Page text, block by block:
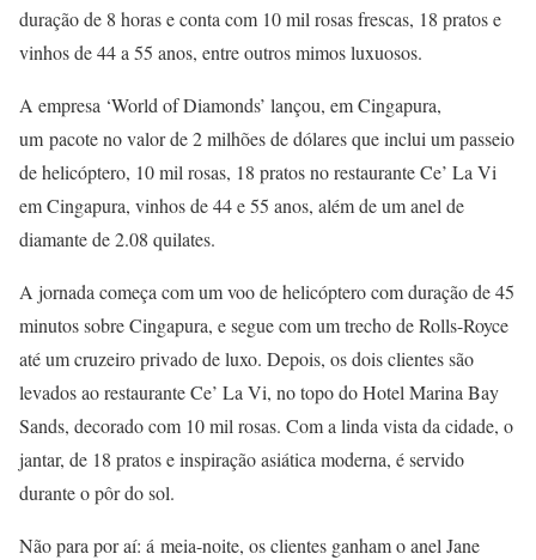
duração de 8 horas e conta com 10 mil rosas frescas, 18 pratos e
vinhos de 44 a 55 anos, entre outros mimos luxuosos.
A empresa ‘World of Diamonds’ lançou, em Cingapura,
um pacote no valor de 2 milhões de dólares que inclui um passeio
de helicóptero, 10 mil rosas, 18 pratos no restaurante Ce’ La Vi
em Cingapura, vinhos de 44 e 55 anos, além de um anel de
diamante de 2.08 quilates.
A jornada começa com um voo de helicóptero com duração de 45
minutos sobre Cingapura, e segue com um trecho de Rolls-Royce
até um cruzeiro privado de luxo. Depois, os dois clientes são
levados ao restaurante Ce’ La Vi, no topo do Hotel Marina Bay
Sands, decorado com 10 mil rosas. Com a linda vista da cidade, o
jantar, de 18 pratos e inspiração asiática moderna, é servido
durante o pôr do sol.
Não para por aí: á meia-noite, os clientes ganham o anel Jane